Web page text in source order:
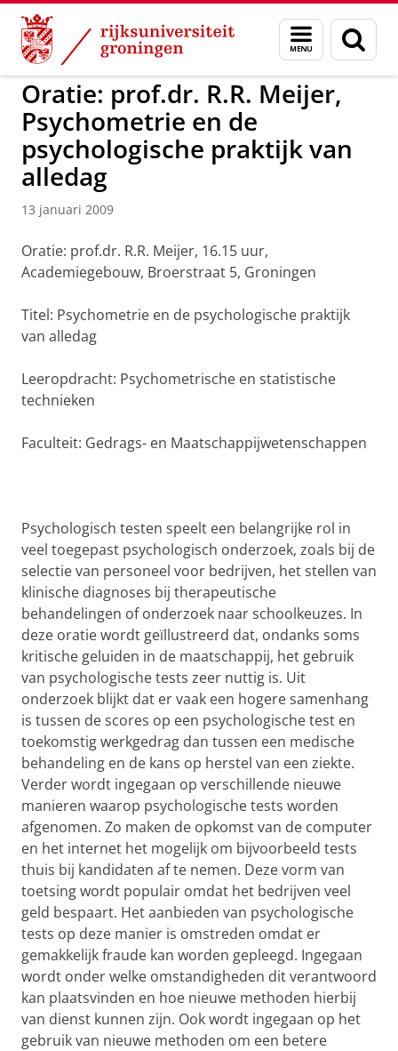
Skip
Content
Skip
Navigation
Menu
en
zoeken
GMW Promoties 2009
Oratie: prof.dr. R.R. Meijer,
Psychometrie en de
psychologische praktijk van
alledag
13 januari 2009
Oratie: prof.dr. R.R. Meijer, 16.15 uur,
Academiegebouw, Broerstraat 5, Groningen
Titel: Psychometrie en de psychologische praktijk
van alledag
Leeropdracht: Psychometrische en statistische
technieken
Faculteit: Gedrags- en Maatschappijwetenschappen
Psychologisch testen speelt een belangrijke rol in
veel toegepast psychologisch onderzoek, zoals bij de
selectie van personeel voor bedrijven, het stellen van
klinische diagnoses bij therapeutische
behandelingen of onderzoek naar schoolkeuzes. In
deze oratie wordt geïllustreerd dat, ondanks soms
kritische geluiden in de maatschappij, het gebruik
van psychologische tests zeer nuttig is. Uit
onderzoek blijkt dat er vaak een hogere samenhang
is tussen de scores op een psychologische test en
toekomstig werkgedrag dan tussen een medische
behandeling en de kans op herstel van een ziekte.
Verder wordt ingegaan op verschillende nieuwe
manieren waarop psychologische tests worden
afgenomen. Zo maken de opkomst van de computer
en het internet het mogelijk om bijvoorbeeld tests
thuis bij kandidaten af te nemen. Deze vorm van
toetsing wordt populair omdat het bedrijven veel
geld bespaart. Het aanbieden van psychologische
tests op deze manier is omstreden omdat er
gemakkelijk fraude kan worden gepleegd. Ingegaan
wordt onder welke omstandigheden dit verantwoord
kan plaatsvinden en hoe nieuwe methoden hierbij
van dienst kunnen zijn. Ook wordt ingegaan op het
gebruik van nieuwe methoden om een betere